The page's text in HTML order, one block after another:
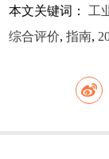
本文关键词： 工
综合评价,指南,